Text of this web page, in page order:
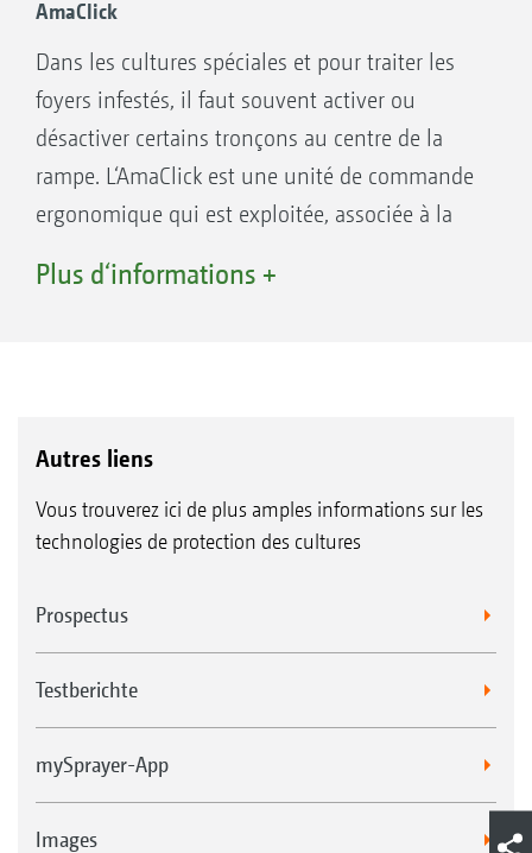
Grâce à une coupure précise, GPS-Switch
permet d’éviter les chevauchements en
fourrière ou sur les pointes.
AmaClick
Dans les cultures spéciales et pour traiter les
foyers infestés, il faut souvent activer ou
désactiver certains tronçons au centre de la
rampe. L‘AmaClick est une unité de commande
ergonomique qui est exploitée, associée à la
avec un terminal ISOBUS.
Plus d‘informations +
Autres liens
Vous trouverez ici de plus amples informations sur les
technologies de protection des cultures
Prospectus
Testberichte
mySprayer-App
Images